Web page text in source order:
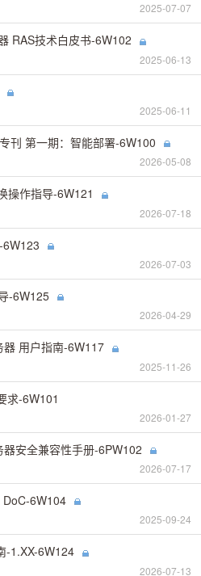
2025-07-07
RAS技术白皮书-6W102
2025-06-13
2025-06-11
刊 第一期：智能部署-6W100
2026-05-08
操作指导-6W121
2026-07-18
2026-07-03
-6W125
2026-04-29
用户指南-6W117
2025-11-26
求-6W101
2026-01-27
安全兼容性手册-6PW102
2026-07-17
6W104
2025-09-24
-1.XX-6W124
2026-07-13